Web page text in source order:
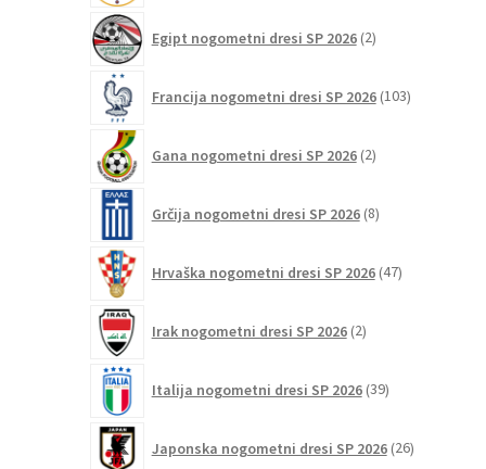
Egipt nogometni dresi SP 2026 2izdelka
Francija nogometni dresi SP 2026 103izdelki
Gana nogometni dresi SP 2026 2izdelka
Grčija nogometni dresi SP 2026 8izdelkov
Hrvaška nogometni dresi SP 2026 47izdelkov
Irak nogometni dresi SP 2026 2izdelka
Italija nogometni dresi SP 2026 39izdelkov
Japonska nogometni dresi SP 2026 26izdelkov